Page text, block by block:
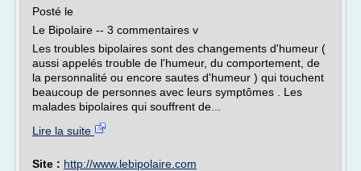
Posté le
Le Bipolaire -- 3 commentaires v
Les troubles bipolaires sont des changements d'humeur (
aussi appelés trouble de l'humeur, du comportement, de
la personnalité ou encore sautes d'humeur ) qui touchent
beaucoup de personnes avec leurs symptômes . Les
malades bipolaires qui souffrent de...
Lire la suite
Site : http://www.lebipolaire.com